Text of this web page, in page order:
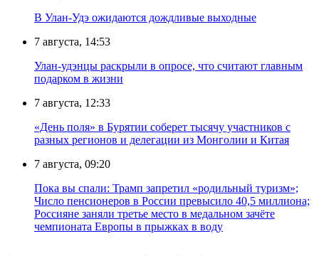
В Улан-Удэ ожидаются дождливые выходные
7 августа, 14:53
Улан-удэнцы раскрыли в опросе, что считают главным
подарком в жизни
7 августа, 12:33
«День поля» в Бурятии соберет тысячу участников с
разных регионов и делегации из Монголии и Китая
7 августа, 09:20
Пока вы спали: Трамп запретил «родильный туризм»;
Число пенсионеров в России превысило 40,5 миллиона;
Россияне заняли третье место в медальном зачёте
чемпионата Европы в прыжках в воду